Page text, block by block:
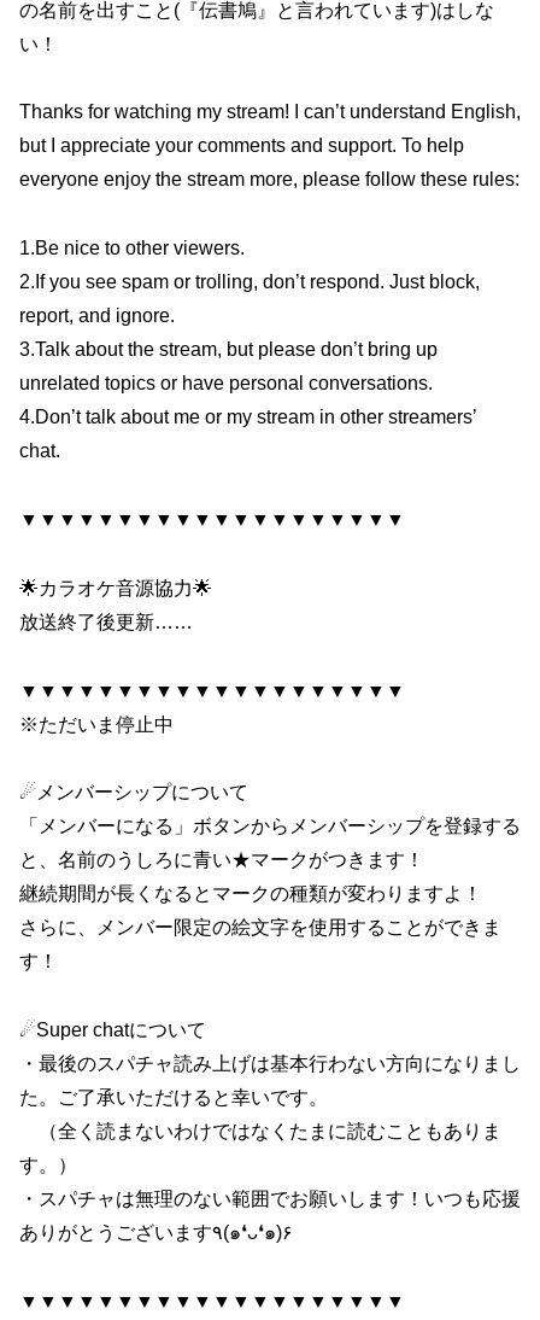
の名前を出すこと(『伝書鳩』と言われています)はしな
い！
Thanks for watching my stream! I can’t understand English,
but I appreciate your comments and support. To help
everyone enjoy the stream more, please follow these rules:
1.Be nice to other viewers.
2.If you see spam or trolling, don’t respond. Just block,
report, and ignore.
3.Talk about the stream, but please don’t bring up
unrelated topics or have personal conversations.
4.Don’t talk about me or my stream in other streamers’
chat.
▼▼▼▼▼▼▼▼▼▼▼▼▼▼▼▼▼▼▼▼
🌟カラオケ音源協力🌟
放送終了後更新……
▼▼▼▼▼▼▼▼▼▼▼▼▼▼▼▼▼▼▼▼
※ただいま停止中
☄メンバーシップについて
「メンバーになる」ボタンからメンバーシップを登録する
と、名前のうしろに青い★マークがつきます！
継続期間が長くなるとマークの種類が変わりますよ！
さらに、メンバー限定の絵文字を使用することができま
す！
☄Super chatについて
・最後のスパチャ読み上げは基本行わない方向になりまし
た。ご了承いただけると幸いです。
（全く読まないわけではなくたまに読むこともありま
す。）
・スパチャは無理のない範囲でお願いします！いつも応援
ありがとうございます٩(๑❛ᴗ❛๑)۶
▼▼▼▼▼▼▼▼▼▼▼▼▼▼▼▼▼▼▼▼